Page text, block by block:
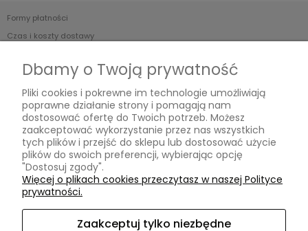
Formy płatności
Czas i koszty dostawy
Informacje
Regulamin
Polityka prywatności
O nas
Kontakt i dane firmy
O firmie
Dbamy o Twoją prywatność
Pliki cookies i pokrewne im technologie umożliwiają
poprawne działanie strony i pomagają nam
dostosować ofertę do Twoich potrzeb. Możesz
zaakceptować wykorzystanie przez nas wszystkich
tych plików i przejść do sklepu lub dostosować użycie
plików do swoich preferencji, wybierając opcję
"Dostosuj zgody".
Więcej o plikach cookies przeczytasz w naszej Polityce
prywatności.
Zaakceptuj tylko niezbędne